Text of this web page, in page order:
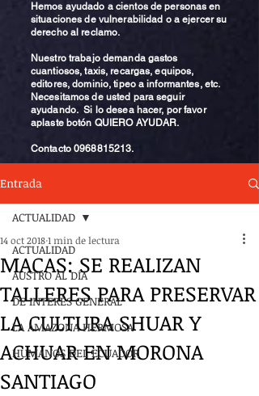
Hemos ayudado a cientos de personas en
situaciones de vulnerabilidad o a ejercer su
derecho al reclamo.
Nuestro trabajo demanda gastos
cuantiosos, taxis, recargas, equipos,
editores, dominio, tipeo a informantes, etc.
Necesitamos de usted para seguir
ayudando. Si lo desea hacer, por favor
aplaste botón QUIERO AYUDAR.
Contacto0968815213.
Entrada
ACTUALIDAD
AUSTRO AL DÍA
DE INTERÉS GENERAL
LA AMAZONA HERMOSA
HUMANOS DEL ECUADOR
ACTUALIDAD
MACAS: SE REALIZAN
TALLERES PARA PRESERVAR
LA CULTURA SHUAR Y
ACHUAR EN MORONA
SANTIAGO
14 oct 20181 min de lectura